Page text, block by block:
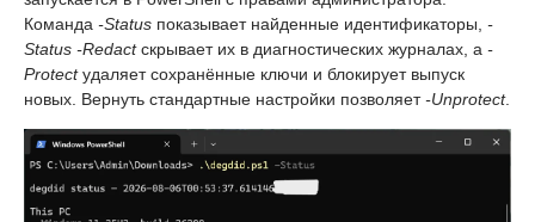
Команда -Status показывает найденные идентификаторы, -
Status -Redactскрывает их в диагностических журналах, а -
Protectудаляет сохранённые ключи и блокирует выпуск
новых. Вернуть стандартные настройки позволяет-Unprotect.